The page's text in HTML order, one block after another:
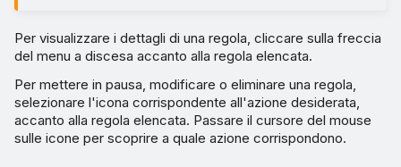
Per visualizzare i dettagli di una regola, cliccare sulla freccia
del menu a discesa accanto alla regola elencata.
Per mettere in pausa, modificare o eliminare una regola,
selezionare l'icona corrispondente all'azione desiderata,
accanto alla regola elencata. Passare il cursore del mouse
sulle icone per scoprire a quale azione corrispondono.